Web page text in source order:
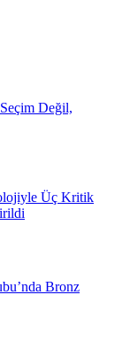
Değil,
Üç Kritik
Bronz